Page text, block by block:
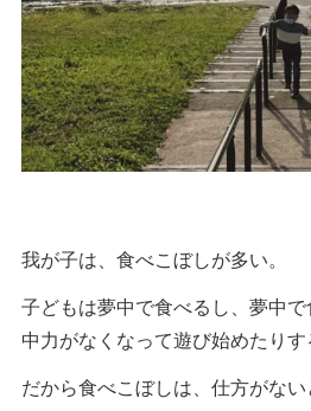
我が子は、食べこぼしが多い。
子どもは夢中で食べるし、夢中
中力がなくなって遊び始めたりす
だから食べこぼしは、仕方がない